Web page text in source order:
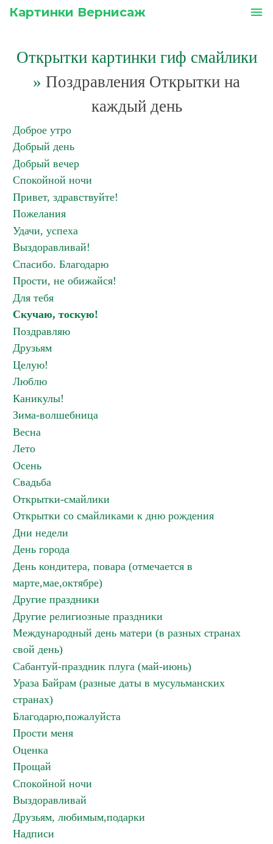
Картинки Вернисаж menu
Открытки картинки гиф смайлики
» Поздравления Открытки на
каждый день
Доброе утро
Добрый день
Добрый вечер
Спокойной ночи
Привет, здравствуйте!
Пожелания
Удачи, успеха
Выздоравливай!
Спасибо. Благодарю
Прости, не обижайся!
Для тебя
Скучаю, тоскую!
Поздравляю
Друзьям
Целую!
Люблю
Каникулы!
Зима-волшебница
Весна
Лето
Осень
Свадьба
Открытки-смайлики
Открытки со смайликами к дню рождения
Дни недели
День города
День кондитера, повара (отмечается в
марте,мае,октябре)
Другие праздники
Другие религиозные праздники
Международный день матери (в разных странах
свой день)
Сабантуй-праздник плуга (май-июнь)
Ураза Байрам (разные даты в мусульманских
странах)
Благодарю,пожалуйста
Прости меня
Оценка
Прощай
Спокойной ночи
Выздоравливай
Друзьям, любимым,подарки
Надписи